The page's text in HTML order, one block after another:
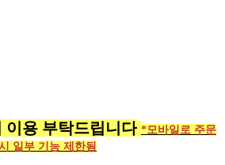
이용 부탁드립니다 *모바일로 주문
일부 기능 제한됨